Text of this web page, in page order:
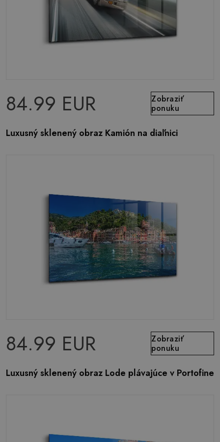
84.99 EUR
Zobraziť
ponuku
Luxusný sklenený obraz Kamión na diaľnici
84.99 EUR
Zobraziť
ponuku
Luxusný sklenený obraz Lode plávajúce v Portofine